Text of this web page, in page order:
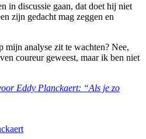
in discussie gaan, dat doet hij niet
zijn gedacht mag zeggen en
mijn analyse zit te wachten? Nee,
coureur geweest, maar ik ben niet
Eddy Planckaert: “Als je zo